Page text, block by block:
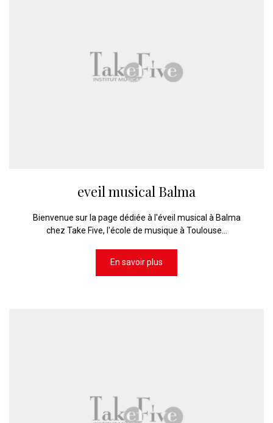
eveil musical Balma
Bienvenue sur la page dédiée à l'éveil musical à Balma
chez Take Five, l'école de musique à Toulouse...
En savoir plus